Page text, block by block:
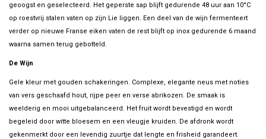
geoogst en geselecteerd. Het geperste sap blijft gedurende 48 uur aan 10°C
op roestvrij stalen vaten op zijn Lie liggen. Een deel van de wijn fermenteert
verder op nieuwe Franse eiken vaten de rest blijft op inox gedurende 6 maand
waarna samen terug gebotteld.
De Wijn
Gele kleur met gouden schakeringen. Complexe, elegante neus met noties
van vers geschaafd hout, rijpe peer en verse abrikozen. De smaak is
weelderig en mooi uitgebalanceerd. Het fruit wordt bevestigd en wordt
begeleid door witte bloesem en een vleugje kruiden. De afdronk wordt
gekenmerkt door een levendig zuurtje dat lengte en frisheid garandeert.